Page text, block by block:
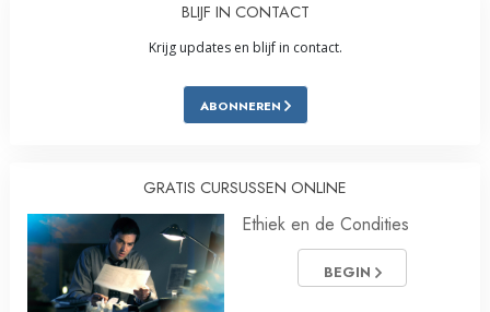
BLIJF IN CONTACT
Krijg updates en blijf in contact.
ABONNEREN
GRATIS CURSUSSEN ONLINE
Ethiek en de Condities
BEGIN